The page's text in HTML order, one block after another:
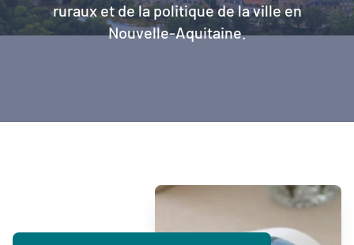
ruraux et de la politique de la ville en
Nouvelle-Aquitaine.